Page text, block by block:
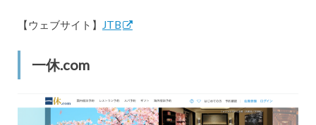
【ウェブサイト】 JTB
一休.com